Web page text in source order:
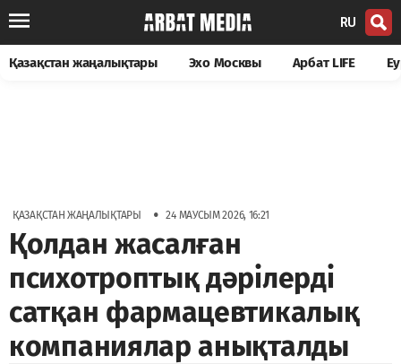
RU
Қазақстан жаңалықтары Эхо Москвы Арбат LIFE
ҚАЗАҚСТАН ЖАҢАЛЫҚТАРЫ • 24 МАУСЫМ 2026, 16:21
Қолдан жасалған
психотроптық дәрілерді
сатқан фармацевтикалық
компаниялар анықталды